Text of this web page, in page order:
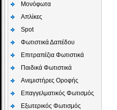
Μονόφωτα
Απλίκες
Spot
Φωτιστικά Δαπέδου
Επιτραπέζια Φωτιστικά
Παιδικά Φωτιστικά
Aνεμιστήρες Οροφής
Επαγγελματικός Φωτισμός
Εξωτερικός Φωτισμός